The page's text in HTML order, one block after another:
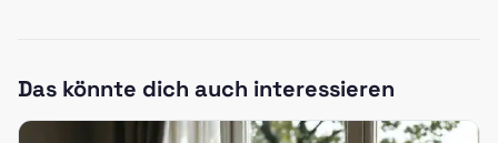
Das könnte dich auch interessieren